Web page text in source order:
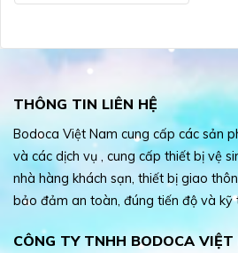
THÔNG TIN LIÊN HỆ
Bodoca Việt Nam cung cấp các sản
và các dịch vụ , cung cấp thiết bị vệ
nhà hàng khách sạn, thiết bị giao
bảo đảm an toàn, đúng tiến độ và kỹ
CÔNG TY TNHH BODOCA VIỆT